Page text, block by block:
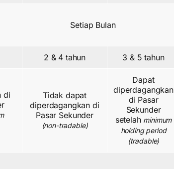
Setiap Bulan
2 & 4 tahun 3 & 5 tahun
di
Tidak dapat
diperdagangkan di
Pasar Sekunder
(non-tradable)
Dapat
diperdagangkan
di Pasar
Sekunder
setelah minimum
holding period
(tradable)